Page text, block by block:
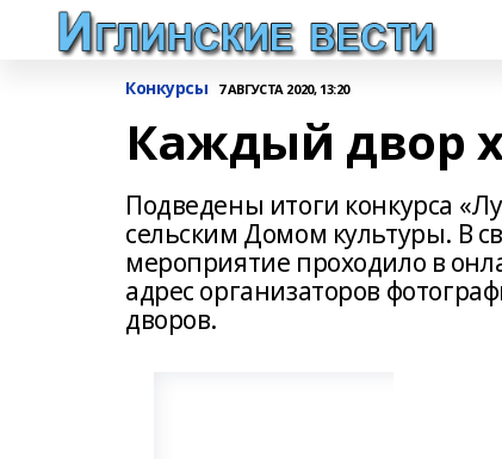
Конкурсы 7 АВГУСТА 2020, 13:20
Каждый двор
Подведены итоги конкурса
сельским Домом культуры. В
мероприятие проходило в
адрес организаторов
дворов.